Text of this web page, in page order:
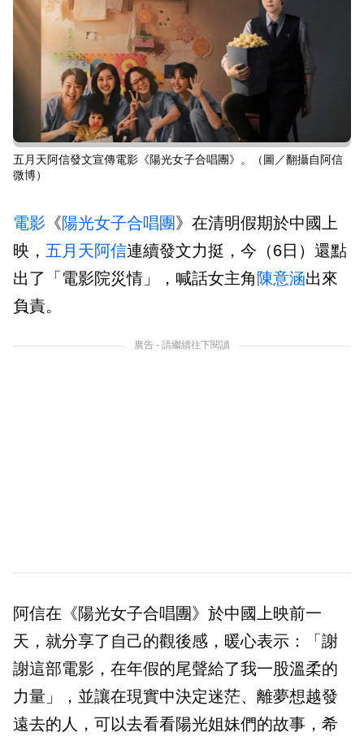
五月天阿信發文宣傳電影《陽光女子合唱團》。（圖／翻攝自阿信
微博）
電影 《陽光女子合唱團》在清明假期於中國上
映， 五月天阿信連續發文力挺，今（6日）還點
出了「電影院災情」，喊話女主角 陳意涵出來
負責。
廣告 - 請繼續往下閱讀
阿信在《陽光女子合唱團》於中國上映前一
天，就分享了自己的觀後感，暖心表示：「謝
謝這部電影，在年假的尾聲給了我一股溫柔的
力量」，並讓在現實中決定迷茫、離夢想越發
遠去的人，可以去看看陽光姐妹們的故事，希